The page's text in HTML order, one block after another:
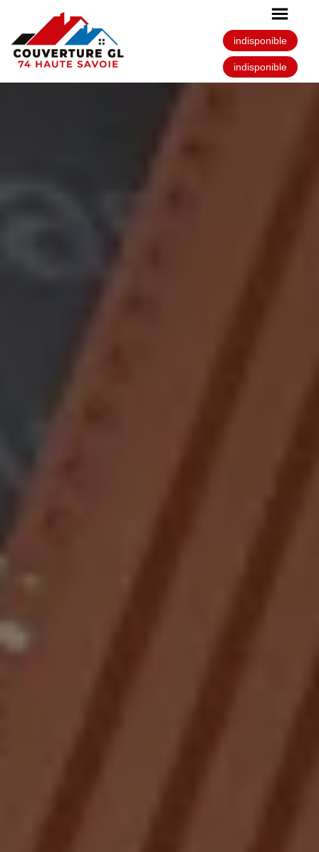
indisponible
indisponible